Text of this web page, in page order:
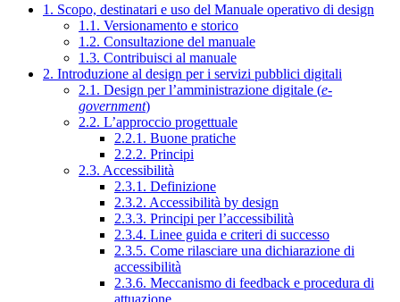
1. Scopo, destinatari e uso del Manuale operativo di design
1.1. Versionamento e storico
1.2. Consultazione del manuale
1.3. Contribuisci al manuale
2. Introduzione al design per i servizi pubblici digitali
2.1. Design per l’amministrazione digitale (e-
government)
2.2. L’approccio progettuale
2.2.1. Buone pratiche
2.2.2. Principi
2.3. Accessibilità
2.3.1. Definizione
2.3.2. Accessibilità by design
2.3.3. Principi per l’accessibilità
2.3.4. Linee guida e criteri di successo
2.3.5. Come rilasciare una dichiarazione di
accessibilità
2.3.6. Meccanismo di feedback e procedura di
attuazione